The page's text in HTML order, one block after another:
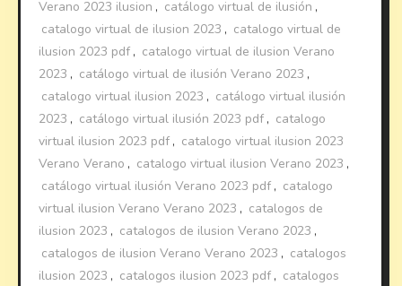
Verano 2023 ilusion , catálogo virtual de ilusión ,
catalogo virtual de ilusion 2023 , catalogo virtual de
ilusion 2023 pdf , catalogo virtual de ilusion Verano
2023 , catálogo virtual de ilusión Verano 2023 ,
catalogo virtual ilusion 2023 , catálogo virtual ilusión
2023 , catálogo virtual ilusión 2023 pdf , catalogo
virtual ilusion 2023 pdf , catalogo virtual ilusion 2023
Verano Verano , catalogo virtual ilusion Verano 2023 ,
catálogo virtual ilusión Verano 2023 pdf , catalogo
virtual ilusion Verano Verano 2023 , catalogos de
ilusion 2023 , catalogos de ilusion Verano 2023 ,
catalogos de ilusion Verano Verano 2023 , catalogos
ilusion 2023 , catalogos ilusion 2023 pdf , catalogos